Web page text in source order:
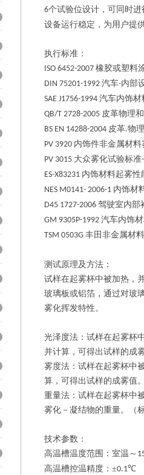
6个试验位设计，可同时
设备运行稳定，为用户提
执行标准：
ISO 6452-2007 橡胶或塑料
DIN 75201-1992 汽车-内部
SAE J1756-1994 汽车内饰材
QB/T 2728-2005 皮革物理
BS EN 14288-2004 皮革.物
PV 3920 内饰件非金属材料
PV 3015 大众雾化试验标准-
ES-X83231 内饰材料起雾性
NES M0141- 2006-1 内饰材
D45 1727-2006 驾驶室内部
GM 9305P-1992 汽车内饰
TSM 0503G 丰田非金属材
测试原理及方法：
试样在起雾杯中被加热，
玻璃板或铝箔，通过对玻
雾化挥发特性。
光泽度法：试样在起雾杯
并计算，可得出试样的成
雾度法：试样在起雾杯中
算，可得出试样的成雾值
重量法：试样在起雾杯中
雾化－凝结物的重量。（
技术参数：
高温槽温度范围：室温～
高温槽控温精度： ±0.1℃